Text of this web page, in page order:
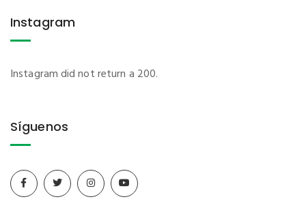
Instagram
Instagram did not return a 200.
Síguenos